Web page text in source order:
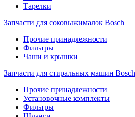
Тарелки
Запчасти для соковыжималок Bosch
Прочие принадлежности
Фильтры
Чаши и крышки
Запчасти для стиральных машин Bosch
Прочие принадлежности
Установочные комплекты
Фильтры